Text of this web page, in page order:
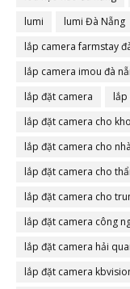
lumi
lumi Đà Nẵng
lắp camera farmstay
lắp camera imou đà
lắp đặt camera
lắp
lắp đặt camera cho
lắp đặt camera cho
lắp đặt camera cho
lắp đặt camera cho
lắp đặt camera công
lắp đặt camera hải
lắp đặt camera